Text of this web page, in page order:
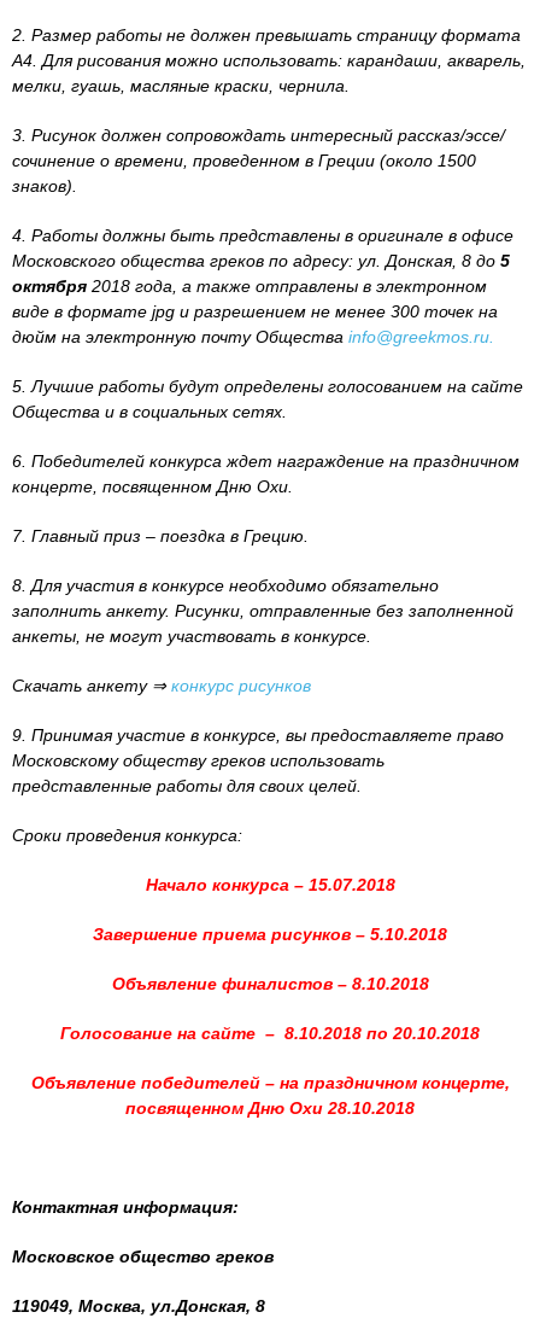
2. Размер работы не должен превышать страницу формата
А4. Для рисования можно использовать: карандаши, акварель,
мелки, гуашь, масляные краски, чернила.
3. Рисунок должен сопровождать интересный рассказ/эссе/
сочинение о времени, проведенном в Греции (около 1500
знаков).
4. Работы должны быть представлены в оригинале в офисе
Московского общества греков по адресу: ул. Донская, 8 до 5
октября 2018 года, а также отправлены в электронном
виде в формате jpg и разрешением не менее 300 точек на
дюйм на электронную почту Общества info@greekmos.ru.
5. Лучшие работы будут определены голосованием на сайте
Общества и в социальных сетях.
6. Победителей конкурса ждет награждение на праздничном
концерте, посвященном Дню Охи.
7. Главный приз – поездка в Грецию.
8. Для участия в конкурсе необходимо обязательно
заполнить анкету. Рисунки, отправленные без заполненной
анкеты, не могут участвовать в конкурсе.
Скачать анкету ⇒конкурс рисунков
9. Принимая участие в конкурсе, вы предоставляете право
Московскому обществу греков использовать
представленные работы для своих целей.
Сроки проведения конкурса:
Начало конкурса – 15.07.2018
Завершение приема рисунков – 5.10.2018
Объявление финалистов – 8.10.2018
Голосование на сайте – 8.10.2018 по 20.10.2018
Объявление победителей – на праздничном концерте,
посвященном Дню Охи 28.10.2018
Контактная информация:
Московское общество греков
119049, Москва, ул.Донская, 8